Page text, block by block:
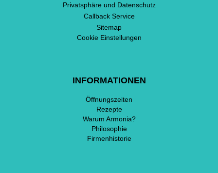
Privatsphäre und Datenschutz
Callback Service
Sitemap
Cookie Einstellungen
INFORMATIONEN
Öffnungszeiten
Rezepte
Warum Armonia?
Philosophie
Firmenhistorie